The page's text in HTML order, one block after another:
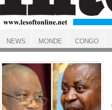
ACCUEIL
NEWS MONDE CONGO